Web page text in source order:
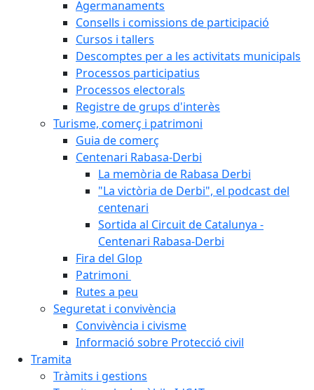
Agermanaments
Consells i comissions de participació
Cursos i tallers
Descomptes per a les activitats municipals
Processos participatius
Processos electorals
Registre de grups d'interès
Turisme, comerç i patrimoni
Guia de comerç
Centenari Rabasa-Derbi
La memòria de Rabasa Derbi
"La victòria de Derbi", el podcast del
centenari
Sortida al Circuit de Catalunya -
Centenari Rabasa-Derbi
Fira del Glop
Patrimoni
Rutes a peu
Seguretat i convivència
Convivència i civisme
Informació sobre Protecció civil
Tramita
Tràmits i gestions